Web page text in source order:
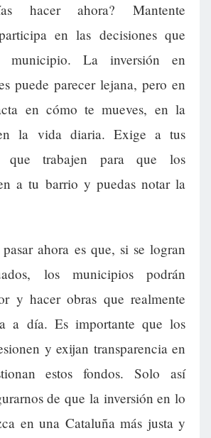
hacer ahora? Mantente
en las decisiones que
La inversión en
puede parecer lejana, pero en
en cómo te mueves, en la
la vida diaria. Exige a tus
que trabajen para que los
a tu barrio y puedas notar la
ahora es que, si se logran
los municipios podrán
y hacer obras que realmente
a día. Es importante que los
y exijan transparencia en
estos fondos. Solo así
de que la inversión en lo
en una Cataluña más justa y